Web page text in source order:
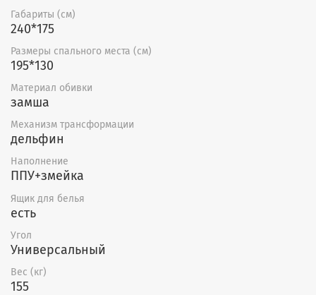
Габариты (см)
240*175
Размеры спального места (см)
195*130
Материал обивки
замша
Механизм трансформации
дельфин
Наполнение
ППУ+змейка
Ящик для белья
есть
Угол
Универсальный
Вес (кг)
155